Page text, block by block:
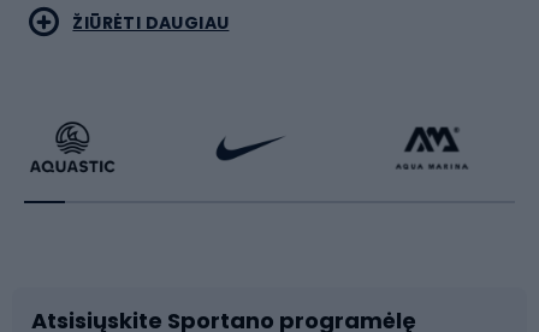
Bėgimas
Dviratininkų apranga
Dviračių dalys
Koviniai sportai
Rakečių sportas
Rogutės ir čiuožynės
ŽIŪRĖTI DAUGIAU
Atsisiųskite Sportano programėlę